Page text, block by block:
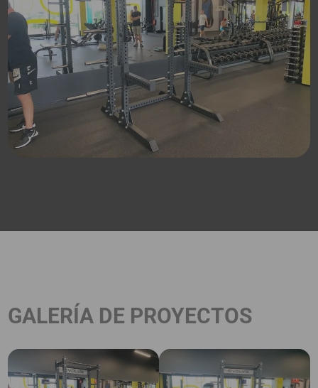
GALERÍA DE PROYECTOS